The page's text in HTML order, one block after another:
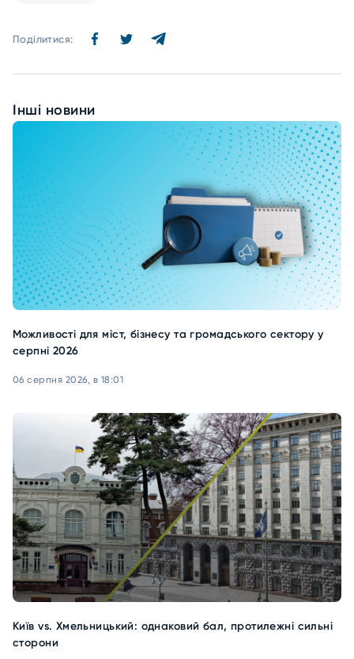
Поділитися:
Інші новини
Можливості для міст, бізнесу та громадського сектору у
серпні 2026
06 серпня 2026, в 18:01
Київ vs. Хмельницький: однаковий бал, протилежні сильні
сторони